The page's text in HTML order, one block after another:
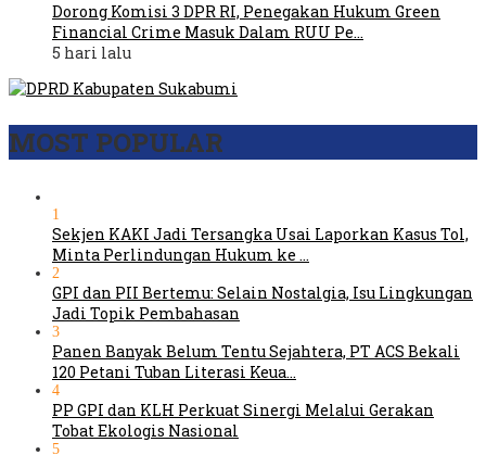
Dorong Komisi 3 DPR RI, Penegakan Hukum Green
Financial Crime Masuk Dalam RUU Pe…
5 hari lalu
MOST POPULAR
1
Sekjen KAKI Jadi Tersangka Usai Laporkan Kasus Tol,
Minta Perlindungan Hukum ke …
2
GPI dan PII Bertemu: Selain Nostalgia, Isu Lingkungan
Jadi Topik Pembahasan
3
Panen Banyak Belum Tentu Sejahtera, PT ACS Bekali
120 Petani Tuban Literasi Keua…
4
PP GPI dan KLH Perkuat Sinergi Melalui Gerakan
Tobat Ekologis Nasional
5